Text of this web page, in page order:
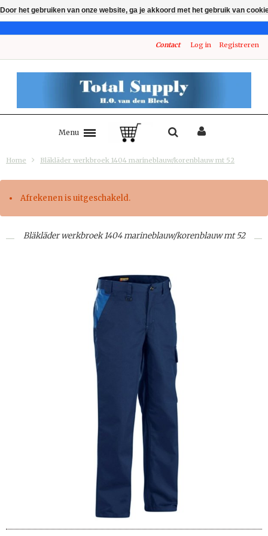
Contact Log in Registreren
Menu
Home Bläkläder werkbroek 1404 marineblauw/korenblauw mt 52
Afrekenen is uitgeschakeld.
Bläkläder werkbroek 1404 marineblauw/korenblauw mt 52
Door het gebruiken van onze website, ga je akkoord met het gebruik van